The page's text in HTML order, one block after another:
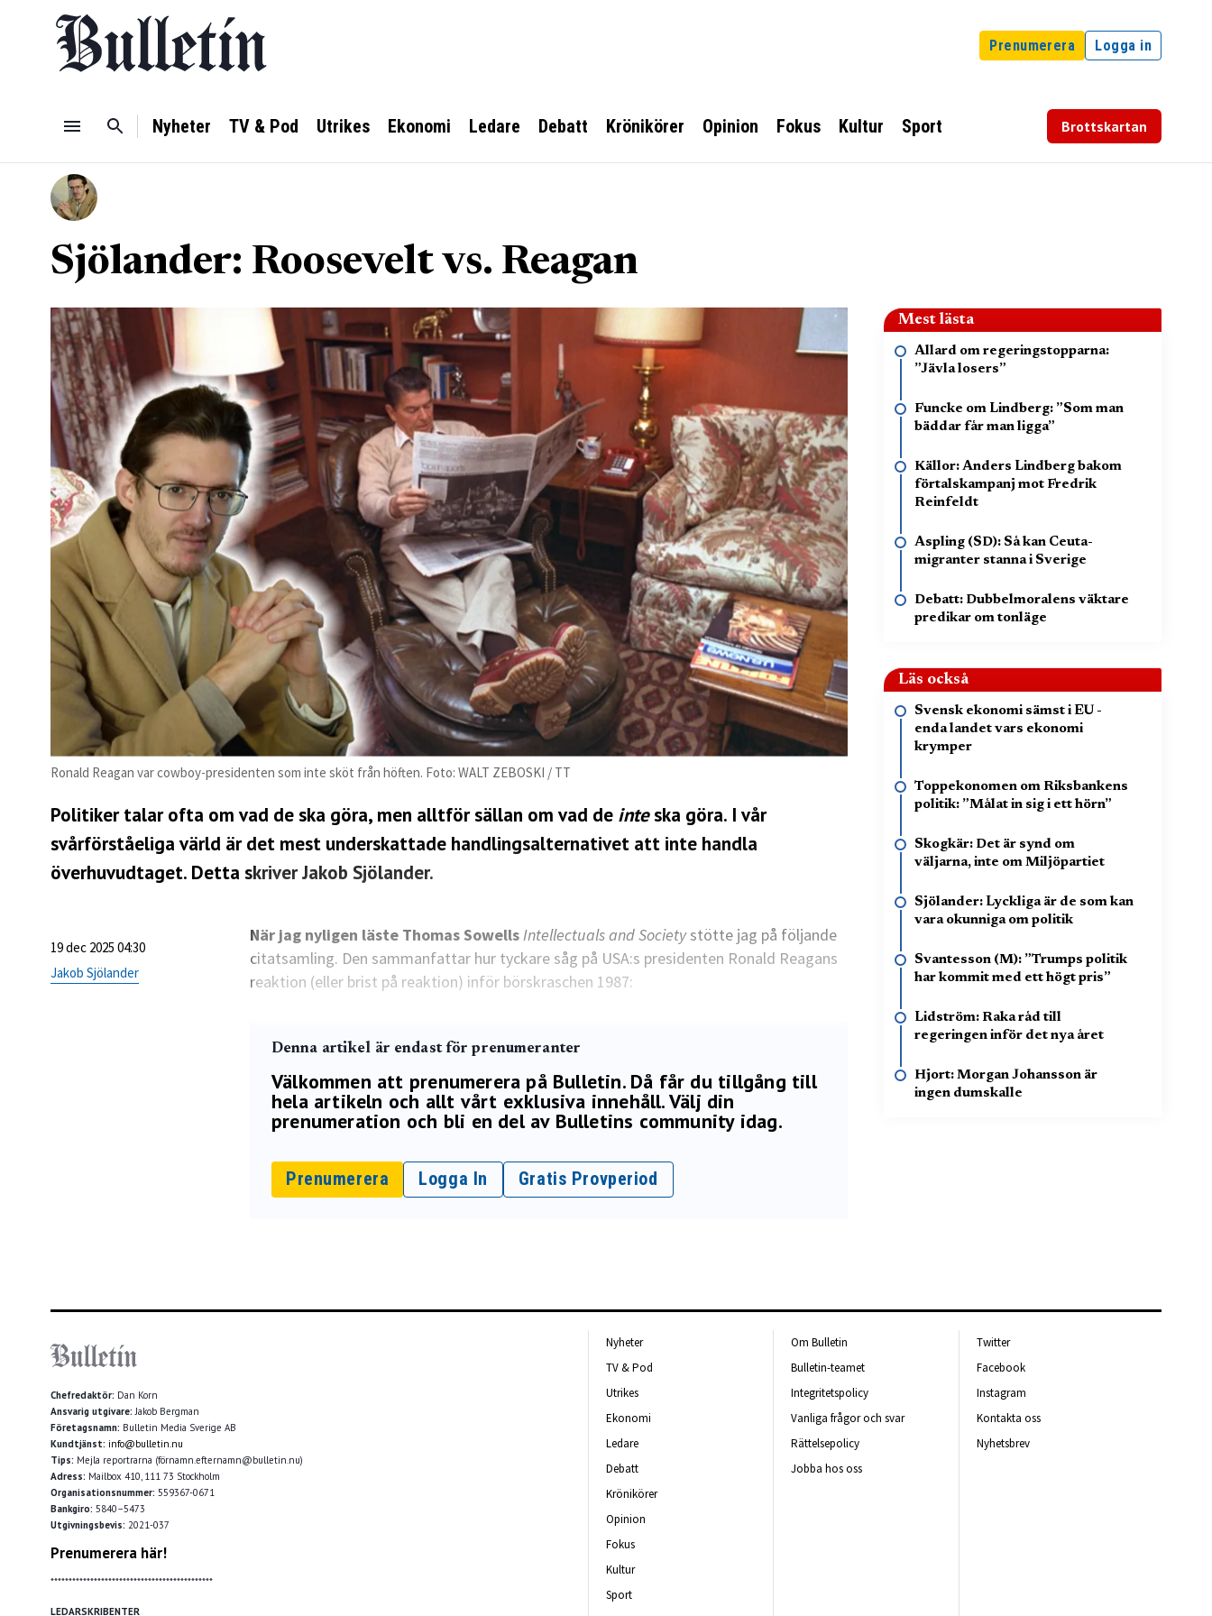
Prenumerera Logga in
Nyheter TV & Pod Utrikes Ekonomi Ledare Debatt Krönikörer Opinion Fokus Kultur Sport Brottskartan
Sjölander: Roosevelt vs. Reagan
Ronald Reagan var cowboy-presidenten som inte sköt från höften. Foto: WALT ZEBOSKI / TT
Politiker talar ofta om vad de ska göra, men alltför sällan om vad de inteska göra. I vår
svårförståeliga värld är det mest underskattade handlingsalternativet att inte handla
överhuvudtaget. Detta skriver Jakob Sjölander.
19 dec 2025 04:30
Jakob Sjölander
När jag nyligen läste Thomas SowellsIntellectuals and Societystötte jag på följande
citatsamling. Den sammanfattar hur tyckare såg på USA:s presidenten Ronald Reagans
reaktion (eller brist på reaktion) inför börskraschen 1987:
Denna artikel är endast för prenumeranter
Välkommen att prenumerera på Bulletin. Då får du tillgång till
hela artikeln och allt vårt exklusiva innehåll. Välj din
prenumeration och bli en del av Bulletins community idag.
Prenumerera Logga In Gratis Provperiod
Mest lästa
Allard om regeringstopparna:
”Jävla losers”
Funcke om Lindberg: ”Som man
bäddar får man ligga”
Källor: Anders Lindberg bakom
förtalskampanj mot Fredrik
Reinfeldt
Aspling (SD): Så kan Ceuta-
migranter stanna i Sverige
Debatt: Dubbelmoralens väktare
predikar om tonläge
Läs också
Svensk ekonomi sämst i EU -
enda landet vars ekonomi
krymper
Toppekonomen om Riksbankens
politik: ”Målat in sig i ett hörn”
Skogkär: Det är synd om
väljarna, inte om Miljöpartiet
Sjölander: Lyckliga är de som kan
vara okunniga om politik
Svantesson (M): ”Trumps politik
har kommit med ett högt pris”
Lidström: Raka råd till
regeringen inför det nya året
Hjort: Morgan Johansson är
ingen dumskalle
Chefredaktör: Dan Korn
Ansvarig utgivare: Jakob Bergman
Företagsnamn: Bulletin Media Sverige AB
Kundtjänst: info@bulletin.nu
Tips: Mejla reportrarna (förnamn.efternamn@bulletin.nu)
Adress: Mailbox 410, 111 73 Stockholm
Organisationsnummer: 559367-0671
Bankgiro: 5840–5473
Utgivningsbevis: 2021-037
Prenumerera här!
*********************************************
LEDARSKRIBENTER
Nyheter
TV & Pod
Utrikes
Ekonomi
Ledare
Debatt
Krönikörer
Opinion
Fokus
Kultur
Sport
Om Bulletin
Bulletin-teamet
Integritetspolicy
Vanliga frågor och svar
Rättelsepolicy
Jobba hos oss
Twitter
Facebook
Instagram
Kontakta oss
Nyhetsbrev